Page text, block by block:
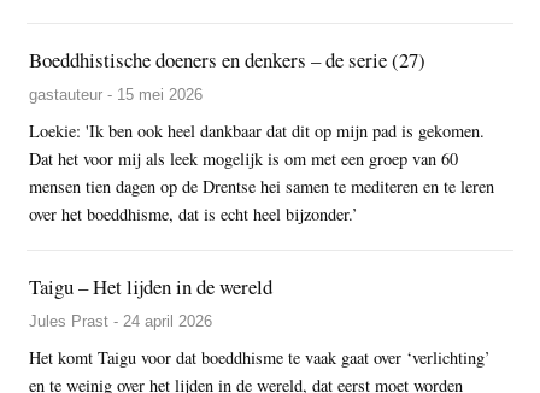
Boeddhistische doeners en denkers – de serie (27)
gastauteur - 15 mei 2026
Loekie: 'Ik ben ook heel dankbaar dat dit op mijn pad is gekomen.
Dat het voor mij als leek mogelijk is om met een groep van 60
mensen tien dagen op de Drentse hei samen te mediteren en te leren
over het boeddhisme, dat is echt heel bijzonder.’
Taigu – Het lijden in de wereld
Jules Prast - 24 april 2026
Het komt Taigu voor dat boeddhisme te vaak gaat over ‘verlichting’
en te weinig over het lijden in de wereld, dat eerst moet worden